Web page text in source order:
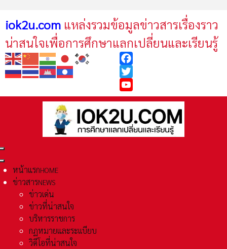
iok2u.com แหล่งรวมข้อมูลข่าวสารเรื่องราว
น่าสนใจเพื่อการศึกษาแลกเปลี่ยนและเรียนรู้
Facebook
Twitter
YouTube
หน้าแรกHOME
ข่าวสารNEWS
ข่าวเด่น
ข่าวที่น่าสนใจ
บริหารราชการ
กฏหมายและระเเบียบ
วิดีโอที่น่าสนใจ